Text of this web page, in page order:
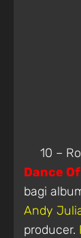
10 –
Dance
bagi
Andy
producer.